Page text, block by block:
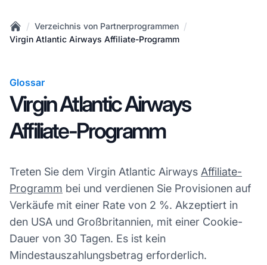
Home
/ Verzeichnis von Partnerprogrammen /
Virgin Atlantic Airways Affiliate-Programm
Glossar
Virgin Atlantic Airways
Affiliate-Programm
Treten Sie dem Virgin Atlantic Airways Affiliate-
Programm bei und verdienen Sie Provisionen auf
Verkäufe mit einer Rate von 2 %. Akzeptiert in
den USA und Großbritannien, mit einer Cookie-
Dauer von 30 Tagen. Es ist kein
Mindestauszahlungsbetrag erforderlich.